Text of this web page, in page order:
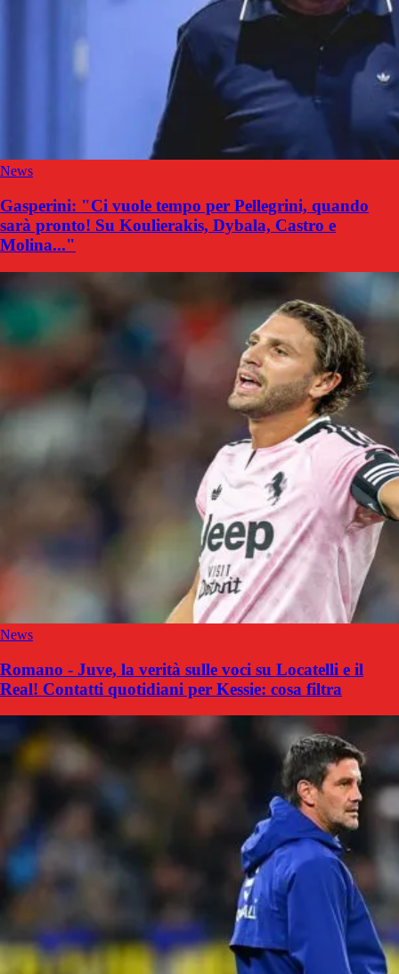
News
Gasperini: "Ci vuole tempo per Pellegrini, quando
sarà pronto! Su Koulierakis, Dybala, Castro e
Molina..."
News
Romano - Juve, la verità sulle voci su Locatelli e il
Real! Contatti quotidiani per Kessie: cosa filtra